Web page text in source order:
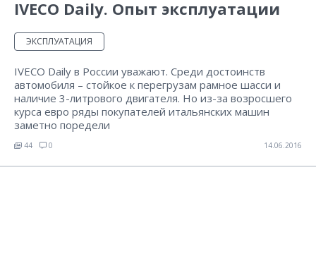
IVECO Daily. Опыт эксплуатации
ЭКСПЛУАТАЦИЯ
IVECO Daily в России уважают. Среди достоинств
автомобиля – стойкое к перегрузам рамное шасси и
наличие 3-литрового двигателя. Но из-за возросшего
курса евро ряды покупателей итальянских машин
заметно поредели
44 0 14.06.2016